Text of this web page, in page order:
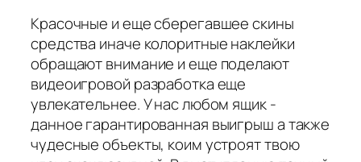
Красочные и еще сберегавшее скины
средства иначе колоритные наклейки
обращают внимание и еще поделают
видеоигровой разработка еще
увлекательнее. У нас любом ящик -
данное гарантированная выигрыш а также
чудесные объекты, коим устроят твою